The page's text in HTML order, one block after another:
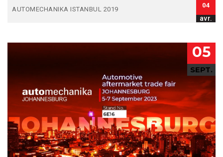
AUTOMECHANIKA ISTANBUL 2019
04
avr.
05
SEPT.